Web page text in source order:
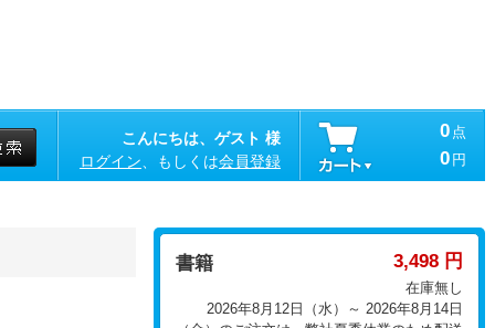
こんにちは、ゲスト 様
ログイン 、もしくは会員登録
0 点
0 円
書籍 3,498 円
在庫無し
2026年8月12日（水）～ 2026年8月14日